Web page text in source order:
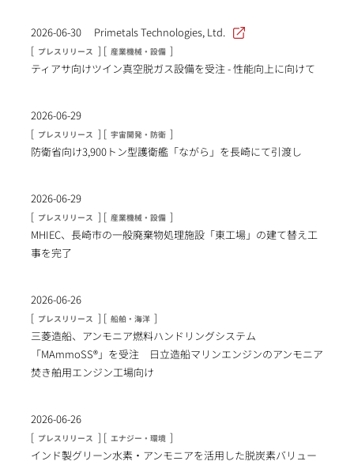
2026-06-30
Primetals Technologies, Ltd.
[ プレスリリース ] [ 産業機械・設備 ]
ティアサ向けツイン真空脱ガス設備を受注 - 性能向上に向けて
2026-06-29
[ プレスリリース ] [ 宇宙開発・防衛 ]
防衛省向け3,900トン型護衛艦「ながら」を長崎にて引渡し
2026-06-29
[ プレスリリース ] [ 産業機械・設備 ]
MHIEC、長崎市の一般廃棄物処理施設「東工場」の建て替え工
事を完了
2026-06-26
[ プレスリリース ] [ 船舶・海洋 ]
三菱造船、アンモニア燃料ハンドリングシステム
「MAmmoSS®」を受注 日立造船マリンエンジンのアンモニア
焚き舶用エンジン工場向け
2026-06-26
[ プレスリリース ] [ エナジー・環境 ]
インド製グリーン水素・アンモニアを活用した脱炭素バリュー